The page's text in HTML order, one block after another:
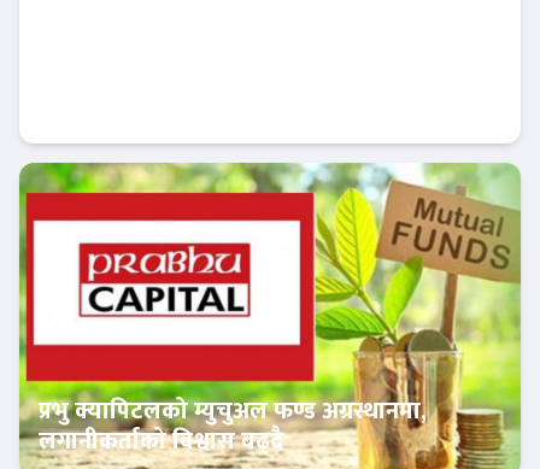
Banner News
प्रभु क्यापिटलको म्युचुअल फण्ड अग्रस्थानमा,
लगानीकर्ताको विश्वास बढ्दै